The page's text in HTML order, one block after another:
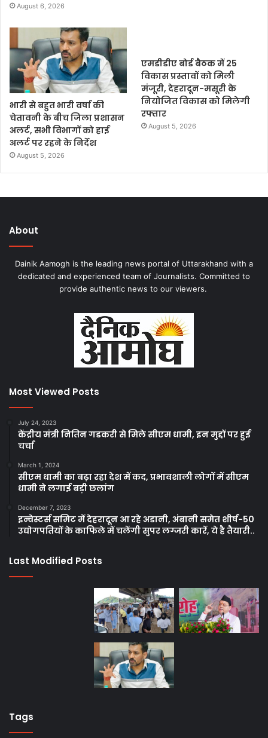
August 6, 2026
भारी से बहुत भारी वर्षा की
चेतावनी के बीच जिला प्रशासन
अलर्ट, सभी विभागों को हाई
अलर्ट पर रहने के निर्देश
August 5, 2026
एमडीडीए बोर्ड बैठक में 25
विकास प्रस्तावों को मिली
मंजूरी, देहरादून-मसूरी के
नियोजित विकास को मिलेगी
रफ्तार
August 5, 2026
About
Dainik Aamogh is the leading news portal of Uttarakhand with a
dedicated and experienced team of Journalists. Committed to
provide authentic news to our viewers.
Most Viewed Posts
July 24, 2023
केंद्रीय मंत्री नितिन गडकरी से मिले सीएम धामी, इन मुद्दों पर हुई
चर्चा
March 1, 2024
सीएम धामी का बढ़ा रहा देश में कद, प्रभावशाली लोगों में सीएम
धामी ने लगाई बड़ी छलांग
December 7, 2023
इन्वेस्टर्स समिट में देहरादून आ रहे अडानी, अंबानी समेत शीर्ष-50
उद्योगपतियों के काफिले में चलेंगी सुपर लग्जरी कारें, ये है तैयारी..
Last Modified Posts
Tags